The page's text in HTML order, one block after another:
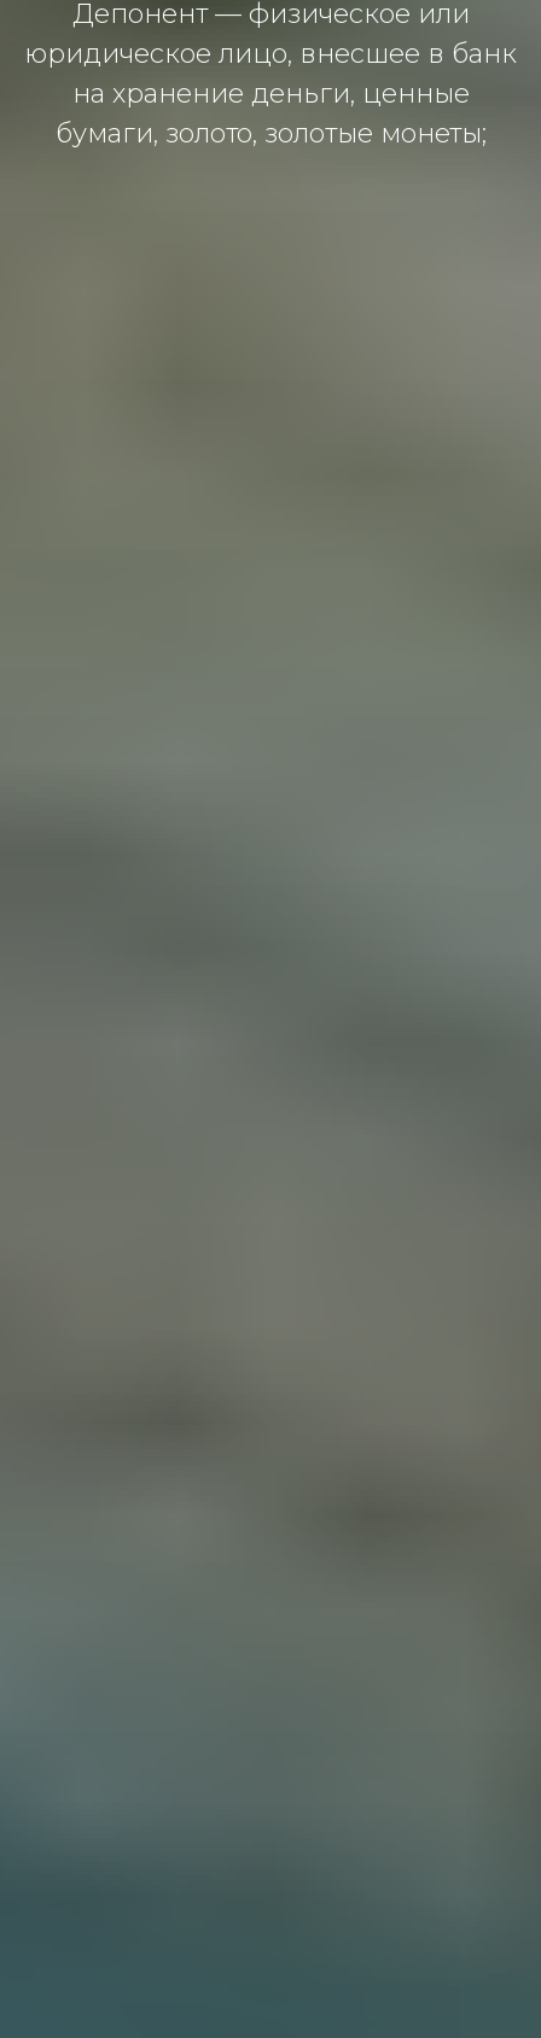
Депонент — физическое или
юридическое лицо, внесшее в банк
на хранение деньги, ценные
бумаги, золото, золотые монеты;